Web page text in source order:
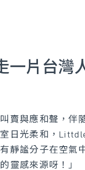
一片台灣
賣與應和聲，
日光柔和，
靜謐分子在空
靈感來源呀！」